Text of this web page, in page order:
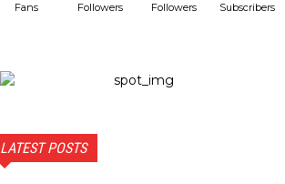
Fans Followers Followers Subscribers
LATEST POSTS